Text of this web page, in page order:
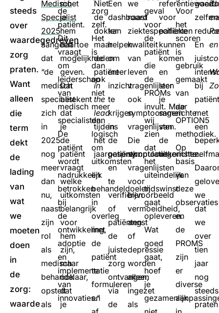
steeds
over
waardegedreven
zorg
praten.
Want
alleen
die
term
dekt
de
lading
van
wat
we
moeten
doen
in
de
zorg:
waarde
Medisch
Specialist
2025
aangeeft
dat
“de
medisch
specialist
zich
in
2025
nog
meer
dan
nu,
naast
zijn
rol
als
medisch
behandelaar,
opstelt
als
de
patiënt.
Dit
vraagt
om
leiderschap
van
medisch
specialisten.
De
patiënt
wordt
nadrukkelijk
betrokken
bij
de
ontwikkeling,
adoptie
en
implementatie
van
innovaties.”
moet
je
hem
daartoe
mogelijkheden
geven.
Dat
betekent
dat
je
de
patiënt
vraagt
welke
uitkomsten
belangrijk
voor
hem
zijn,
maar
óók
dat
je
zorg
zelf.
Het
is
dan
ook
niet
meer
dan
logisch
om
uitkomsten
en
behandeldoelen
in
overleg
met
de
patiënt
te
formuleren
en
Niet
de
dokter
maar
de
patiënt
in
the
lead
tijdens
het
jaargesprek.
Een
dashboard
kan
helpen
om
meer
inzicht
te
krijgen
in
de
patiëntpopulatie
en
te
verifiëren
of
patiënten
de
juiste
zorg
ontvangen,
via
de
we
naast
ziektespecifieke
kwaliteit
van
leven
vragenlijsten
ook
symptoomgerichte
vragenlijsten.
Die
symptoomgerichte
vragenlijsten
voor
bijvoorbeeld
vermoeidheid,
angst
of
depressie
worden
alleen
ingezet
als
geval
voor
de
patiënt
die
de
PROMs
invult. Maar
wij
zien
dat
het
uiteindelijk
tijdswinst
gaat
opleveren.
Wat
goed
gaat,
hoef
je
gezamenlijk
voor
patiënten
kunnen
komen
en
leer
je
samen
van
de
uitkomsten.
Voor
het
scoren
is
gebruik
gemaakt
van
de
OPTION5
methodiek.
Op
basis
van
deze
observaties
en
de
PROMS
zijn
er
diverse
goed
En
juist
bij
met
een
we
dat
we
over
tien
jaar
nog
steeds
praten
en
en